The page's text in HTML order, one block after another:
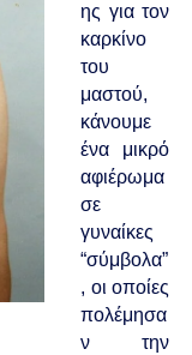
ης για τον
καρκίνο
του
μαστού,
κάνουμε
ένα μικρό
αφιέρωμα
σε
γυναίκες
“σύμβολα”
, οι οποίες
πολέμησα
ν την